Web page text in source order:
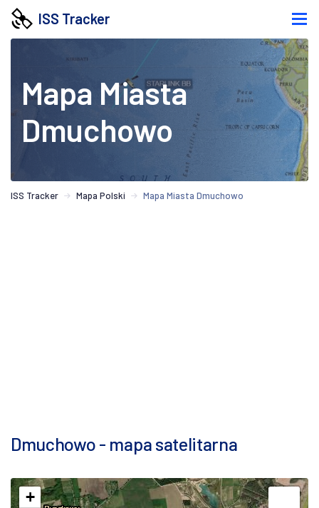
ISS Tracker
Mapa Miasta
Dmuchowo
ISS Tracker Mapa Polski Mapa Miasta Dmuchowo
Dmuchowo - mapa satelitarna
+